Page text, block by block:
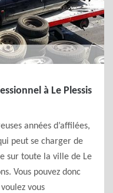
à Le Plessis
années d’affilées,
peut se charger de
sur toute la ville de Le
Vous pouvez donc
vous